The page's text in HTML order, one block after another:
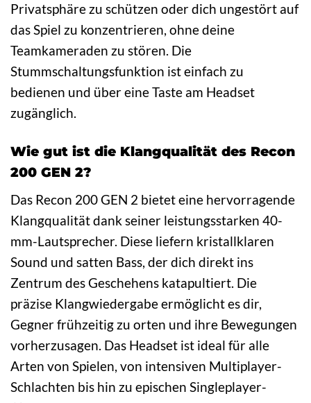
Privatsphäre zu schützen oder dich ungestört auf
das Spiel zu konzentrieren, ohne deine
Teamkameraden zu stören. Die
Stummschaltungsfunktion ist einfach zu
bedienen und über eine Taste am Headset
zugänglich.
Wie gut ist die Klangqualität des Recon
200 GEN 2?
Das Recon 200 GEN 2 bietet eine hervorragende
Klangqualität dank seiner leistungsstarken 40-
mm-Lautsprecher. Diese liefern kristallklaren
Sound und satten Bass, der dich direkt ins
Zentrum des Geschehens katapultiert. Die
präzise Klangwiedergabe ermöglicht es dir,
Gegner frühzeitig zu orten und ihre Bewegungen
vorherzusagen. Das Headset ist ideal für alle
Arten von Spielen, von intensiven Multiplayer-
Schlachten bis hin zu epischen Singleplayer-